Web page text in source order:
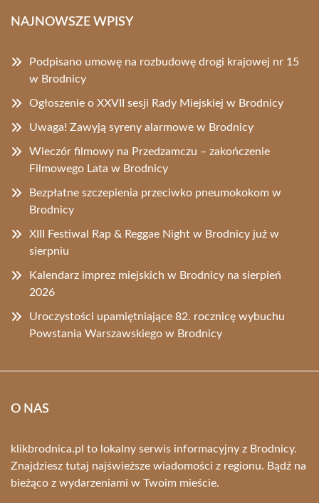
NAJNOWSZE WPISY
Podpisano umowę na rozbudowę drogi krajowej nr 15
w Brodnicy
Ogłoszenie o XXVII sesji Rady Miejskiej w Brodnicy
Uwaga! Zawyją syreny alarmowe w Brodnicy
Wieczór filmowy na Przedzamczu – zakończenie
Filmowego Lata w Brodnicy
Bezpłatne szczepienia przeciwko pneumokokom w
Brodnicy
XIII Festiwal Rap & Reggae Night w Brodnicy już w
sierpniu
Kalendarz imprez miejskich w Brodnicy na sierpień
2026
Uroczystości upamiętniające 82. rocznicę wybuchu
Powstania Warszawskiego w Brodnicy
O NAS
klikbrodnica.pl to lokalny serwis informacyjny z Brodnicy.
Znajdziesz tutaj najświeższe wiadomości z regionu. Bądź na
bieżąco z wydarzeniami w Twoim mieście.